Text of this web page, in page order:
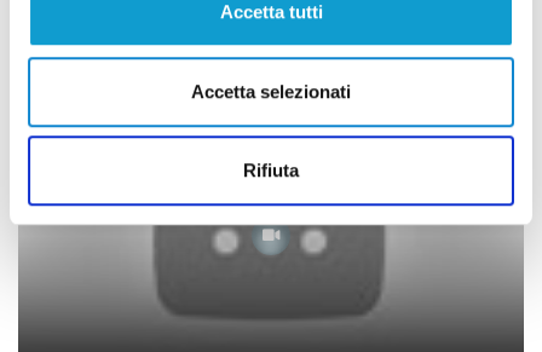
Accetta tutti
Accetta selezionati
Rifiuta